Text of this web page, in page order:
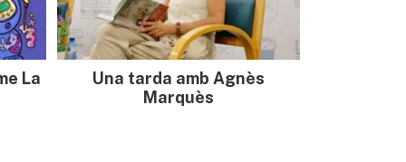
La
Una tarda amb Agnès
Marquès